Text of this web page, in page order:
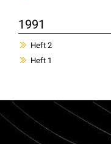
1991
Heft 2
Heft 1